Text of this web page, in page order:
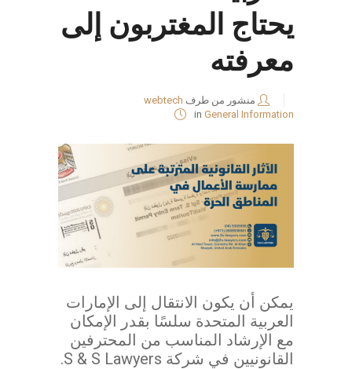
يحتاج المغتربون إلى
معرفته
منشور من طرف webtech
in General Information
يمكن أن يكون الانتقال إلى الإمارات
العربية المتحدة سلسًا بقدر الإمكان
مع الإرشاد المناسب من المحترفين
القانونيين في شركة S & S Lawyers.